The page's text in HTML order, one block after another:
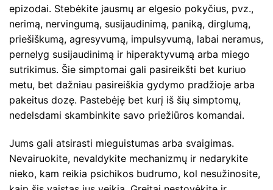
epizodai. Stebėkite jausmų ar elgesio pokyčius, pvz.,
nerimą, nervingumą, susijaudinimą, paniką, dirglumą,
priešiškumą, agresyvumą, impulsyvumą, labai neramus,
pernelyg susijaudinimą ir hiperaktyvumą arba miego
sutrikimus. Šie simptomai gali pasireikšti bet kuriuo
metu, bet dažniau pasireiškia gydymo pradžioje arba
pakeitus dozę. Pastebėję bet kurį iš šių simptomų,
nedelsdami skambinkite savo priežiūros komandai.
Jums gali atsirasti mieguistumas arba svaigimas.
Nevairuokite, nevaldykite mechanizmų ir nedarykite
nieko, kam reikia psichikos budrumo, kol nesužinosite,